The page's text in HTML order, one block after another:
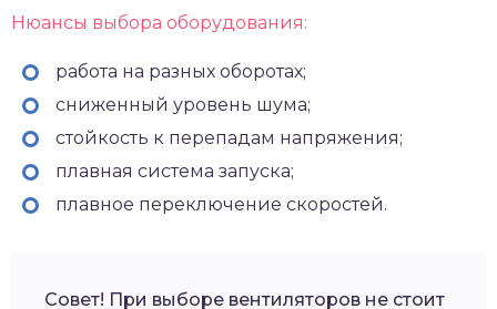
Нюансы выбора оборудования:
работа на разных оборотах;
сниженный уровень шума;
стойкость к перепадам напряжения;
плавная система запуска;
плавное переключение скоростей.
Совет! При выборе вентиляторов не стоит